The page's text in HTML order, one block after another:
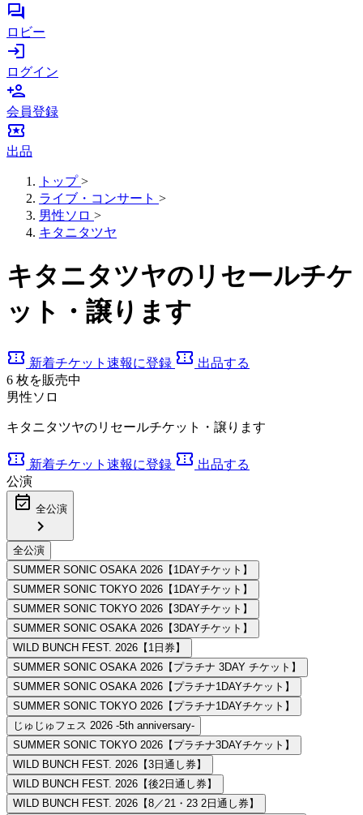
forum
ロビー
login
ログイン
person_add
会員登録
local_activity
出品
トップ >
ライブ・コンサート >
男性ソロ >
キタニタツヤ
キタニタツヤのリセールチケ
ット・譲ります
confirmation_number 新着チケット速報に登録 confirmation_number 出品する
6 枚を販売中
男性ソロ
キタニタツヤのリセールチケット・譲ります
confirmation_number 新着チケット速報に登録 confirmation_number 出品する
公演
event_available 全公演
chevron_right